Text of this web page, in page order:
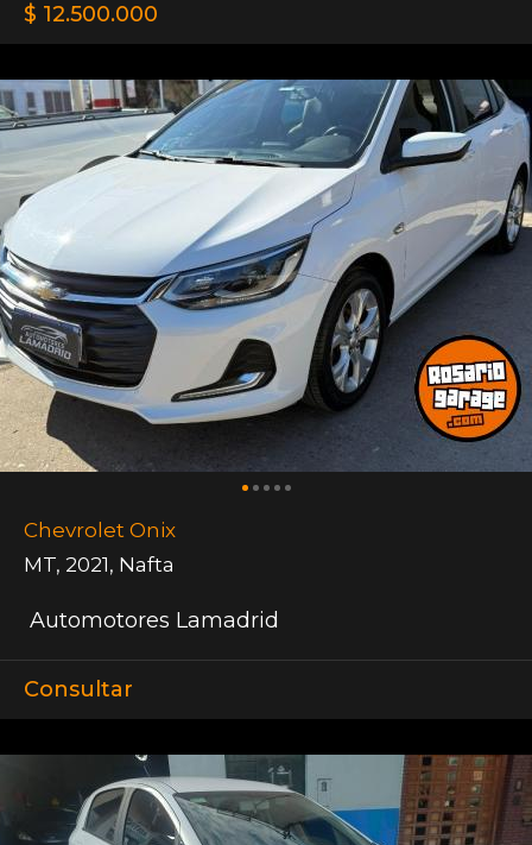
$ 12.500.000
Chevrolet Onix
MT, 2021, Nafta
Automotores Lamadrid
Consultar